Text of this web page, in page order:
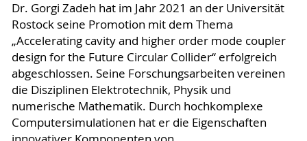
Dr. Gorgi Zadeh hat im Jahr 2021 an der Universität
Rostock seine Promotion mit dem Thema
„Accelerating cavity and higher order mode coupler
design for the Future Circular Collider“ erfolgreich
abgeschlossen. Seine Forschungsarbeiten vereinen
die Disziplinen Elektrotechnik, Physik und
numerische Mathematik. Durch hochkomplexe
Computersimulationen hat er die Eigenschaften